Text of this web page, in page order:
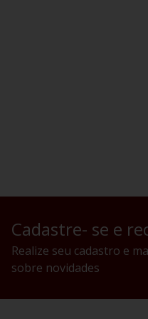
Cadastre- se e
Realize seu cadastro e
sobre novidades